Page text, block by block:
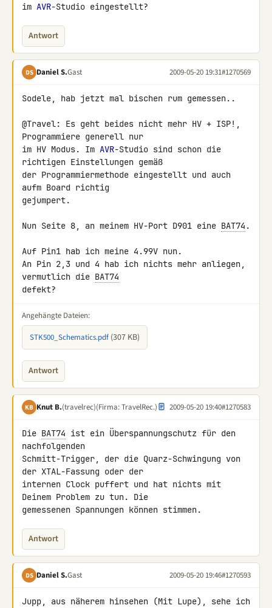
im AVR-Studio eingestellt?
Antwort
DS Daniel S.Gast 2009-05-20 19:31#1270569
Sodele, hab jetzt mal bischen rum gemessen..
@Travel: Es geht beides nicht mehr HV + ISP!,
Programmiere generell nur
im HV Modus. Im AVR-Studio sind schon die
richtigen Einstellungen gemäß
der Programmiermethode eingestellt und auch
aufm Board richtig
gejumpert.
Nun Seite 8, an meinem HV-Port D901 eine BAT74 .
Auf Pin1 hab ich meine 4.99V nun.
An Pin 2,3 und 4 hab ich nichts mehr anliegen,
vermutlich die BAT74
defekt?
Angehängte Dateien:
STK500_Schematics.pdf (307 KB)
Antwort
KB Knut B.(travelrec)(Firma: TravelRec.) 2009-05-20 19:40#1270583
Die BAT74 ist ein Überspannungschutz für den
nachfolgenden
Schmitt-Trigger, der die Quarz-Schwingung von
der XTAL-Fassung oder der
internen Clock puffert und hat nichts mit
Deinem Problem zu tun. Die
gemessenen Spannungen können stimmen.
Antwort
DS Daniel S.Gast 2009-05-20 19:46#1270593
Jupp, aus näherem hinsehen (Mit Lupe), sehe ich